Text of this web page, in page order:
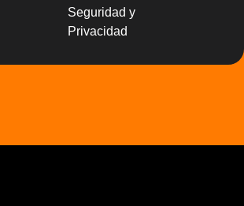
Seguridad y
Privacidad